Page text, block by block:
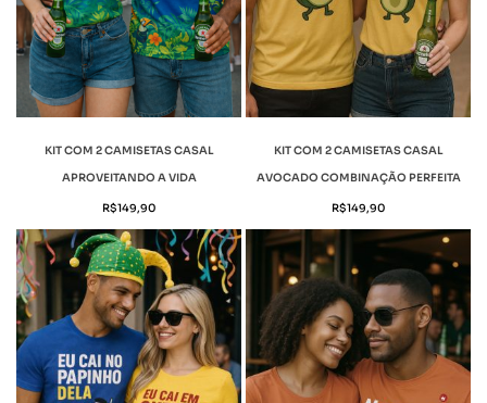
KIT COM 2 CAMISETAS CASAL
APROVEITANDO A VIDA
R$149,90
KIT COM 2 CAMISETAS CASAL
AVOCADO COMBINAÇÃO PERFEITA
R$149,90